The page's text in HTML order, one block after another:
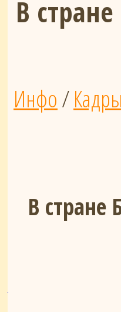
В
Инфо/
В стране